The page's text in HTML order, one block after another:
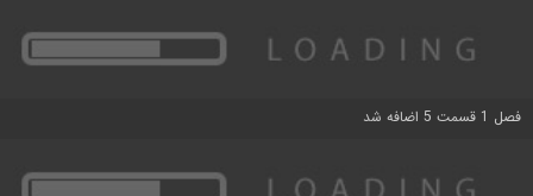
فصل 1 قسمت 5 اضافه شد